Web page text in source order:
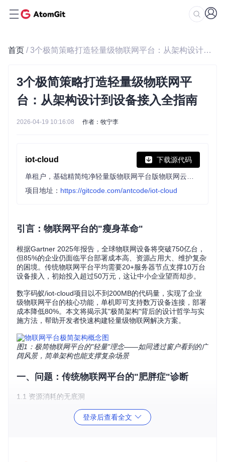
首页 / 3个极简策略打造轻量级物联网平台：从架构设计到设备接入全指南
3个极简策略打造轻量级物联网平
台：从架构设计到设备接入全指南
2026-04-19 10:16:08 作者：牧宁李
iot-cloud 下载源代码
项目地址： https://gitcode.com/antcode/iot-cloud
引言：物联网平台的"瘦身革命"
根据Gartner 2025年报告，全球物联网设备将突破750亿台，
但85%的企业仍面临平台部署成本高、资源占用大、维护复杂
的困境。传统物联网平台平均需要20+服务器节点支撑10万台
设备接入，初始投入超过50万元，这让中小企业望而却步。
数字码蚁/iot-cloud项目以不到200MB的代码量，实现了企业
级物联网平台的核心功能，单机即可支持数万设备连接，部署
成本降低80%。本文将揭示其"极简架构"背后的设计哲学与实
施方法，帮助开发者快速构建轻量级物联网解决方案。
图1：极简物联网平台的"轻量"理念——如同透过窗户看到的广
阔风景，简单架构也能支撑复杂场景
一、问题：传统物联网平台的"肥胖症"诊断
1.1 资源消耗的无底洞
传统平台平均占用16GB内存+50GB磁盘空间，启动时间超过3
分钟，相当于同时运行10个中型网站。某制造业客户案例显
登录后查看全文